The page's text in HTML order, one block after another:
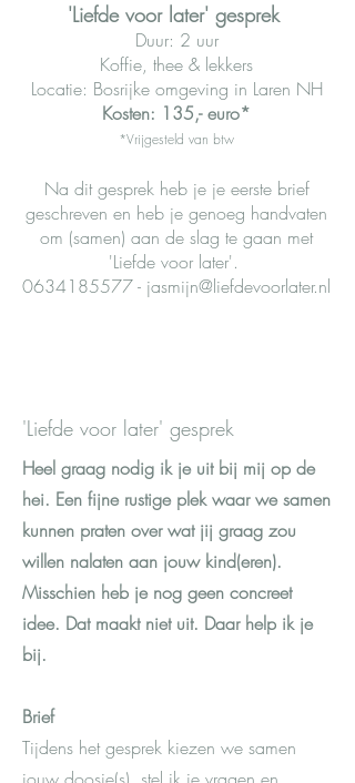
'Liefde voor later' gesprek​
Duur: 2 uur
Koffie, thee & lekkers
Locatie: Bosrijke omgeving in Laren​​ NH
Kosten: 135,- euro*
*Vrijgesteld van btw
Na dit gesprek heb je je eerste brief
geschreven en heb je genoeg handvaten
om (samen) aan de slag te gaan met
'Liefde voor later'.
0634185577 - jasmijn@liefdevoorlater.nl
'Liefde voor later' gesprek
Heel graag nodig ik je uit bij mij op de
hei. Een fijne rustige plek waar we samen
kunnen praten over wat jij graag zou
willen nalaten aan jouw kind(eren).
Misschien heb je nog geen concreet
idee. Dat maakt niet uit. Daar help ik je
bij.
Brief
Tijdens het gesprek kiezen we samen